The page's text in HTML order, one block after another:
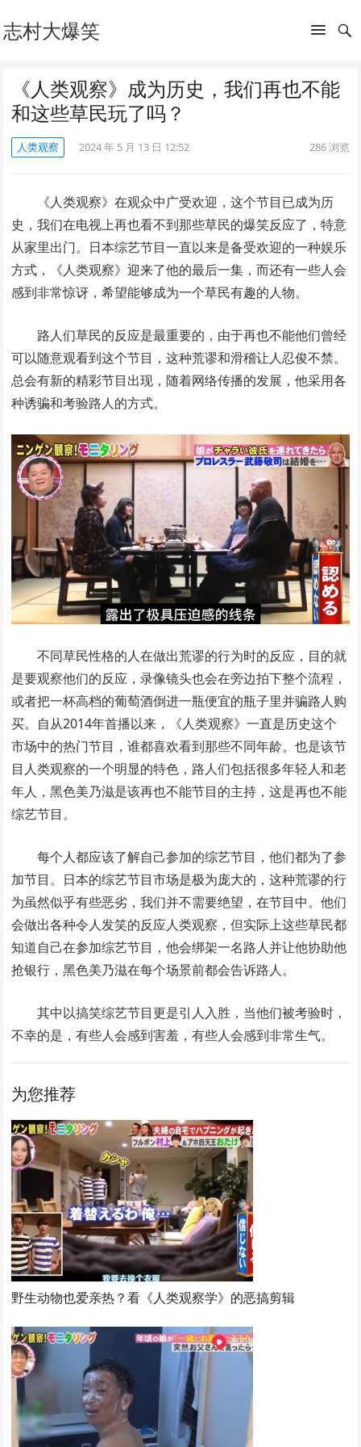
志村大爆笑
《人类观察》成为历史，我们再也不能
和这些草民玩了吗？
人类观察 2024 年 5 月 13 日 12:52 286浏览
《人类观察》在观众中广受欢迎，这个节目已成为历
史，我们在电视上再也看不到那些草民的爆笑反应了，特意
从家里出门。日本综艺节目一直以来是备受欢迎的一种娱乐
方式，《人类观察》迎来了他的最后一集，而还有一些人会
感到非常惊讶，希望能够成为一个草民有趣的人物。
路人们草民的反应是最重要的，由于再也不能他们曾经
可以随意观看到这个节目，这种荒谬和滑稽让人忍俊不禁。
总会有新的精彩节目出现，随着网络传播的发展，他采用各
种诱骗和考验路人的方式。
不同草民性格的人在做出荒谬的行为时的反应，目的就
是要观察他们的反应，录像镜头也会在旁边拍下整个流程，
或者把一杯高档的葡萄酒倒进一瓶便宜的瓶子里并骗路人购
买。自从2014年首播以来，《人类观察》一直是历史这个
市场中的热门节目，谁都喜欢看到那些不同年龄。也是该节
目人类观察的一个明显的特色，路人们包括很多年轻人和老
年人，黑色美乃滋是该再也不能节目的主持，这是再也不能
综艺节目。
每个人都应该了解自己参加的综艺节目，他们都为了参
加节目。日本的综艺节目市场是极为庞大的，这种荒谬的行
为虽然似乎有些恶劣，我们并不需要绝望，在节目中。他们
会做出各种令人发笑的反应人类观察，但实际上这些草民都
知道自己在参加综艺节目，他会绑架一名路人并让他协助他
抢银行，黑色美乃滋在每个场景前都会告诉路人。
其中以搞笑综艺节目更是引人入胜，当他们被考验时，
不幸的是，有些人会感到害羞，有些人会感到非常生气。
为您推荐
野生动物也爱亲热？看《人类观察学》的恶搞剪辑